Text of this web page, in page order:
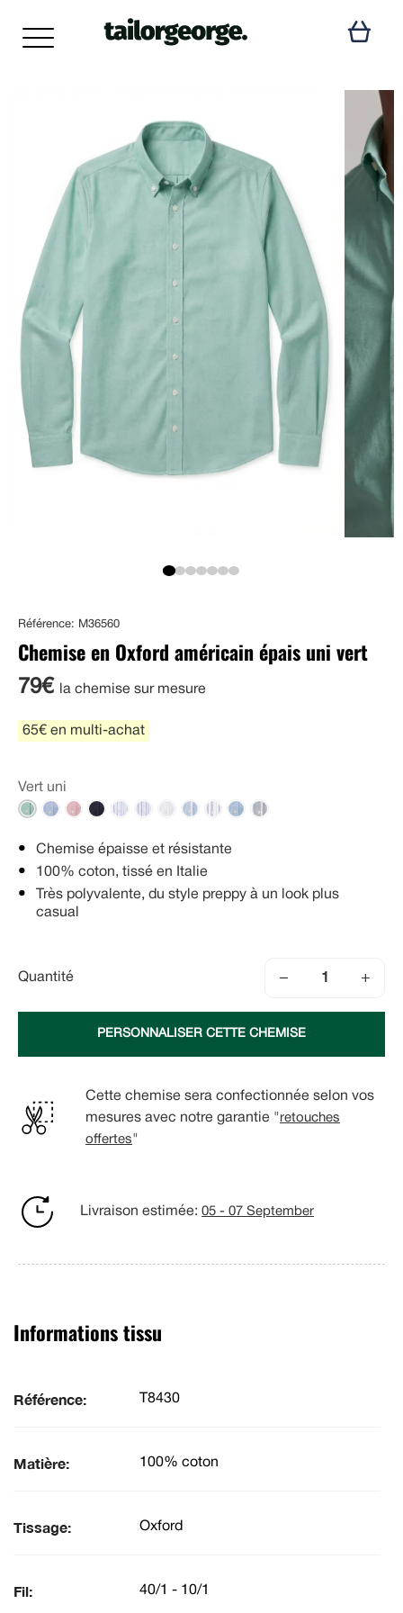
Référence: M36560
Chemise en Oxford américain épais uni vert
79€ la chemise sur mesure
65€ en multi-achat
Vert uni
Chemise épaisse et résistante
100% coton, tissé en Italie
Très polyvalente, du style preppy à un look plus
casual
Quantité − +
PERSONNALISER CETTE CHEMISE
Cette chemise sera confectionnée selon vos
mesures avec notre garantie " retouches
offertes"
Livraison estimée: 05 - 07 September
Informations tissu
Référence: T8430
Matière: 100% coton
Tissage: Oxford
Fil: 40/1 - 10/1